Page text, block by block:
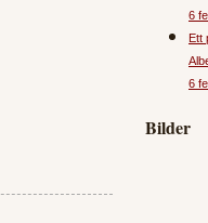
6
Ett
6
Bilder